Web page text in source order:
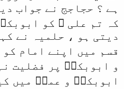
ہے ؟ حجاجج نے جواب
کہ تم علی ؓ کو
دیتی ہو ، حلمیہ نے
قسم میں اپنے امام
و ابوبکرؓ پر فضلیت
ابوبکرؓ و عمرؓ میں